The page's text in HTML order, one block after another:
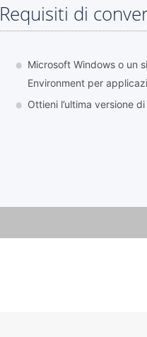
Requisiti di
Microsoft Windows o un
Environment per
Ottieni l’ultima versione